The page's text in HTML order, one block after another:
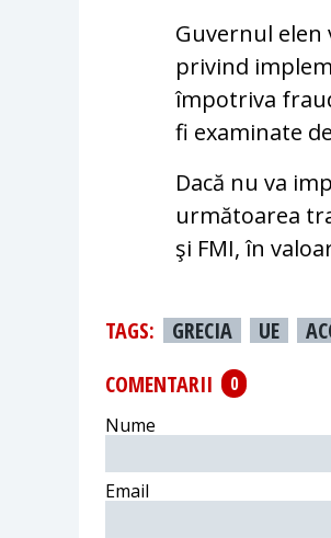
Guvernul
privind
împotriva
fi examinate
Dacă nu va
următoarea
şi FMI, în
TAGS: GRECIA UE
COMENTARII
0
Nume
Email